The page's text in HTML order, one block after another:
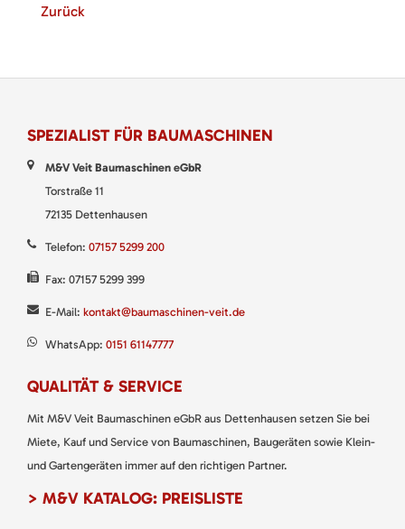
Zurück
SPEZIALIST FÜR BAUMASCHINEN
M&V Veit Baumaschinen eGbR
Torstraße 11
72135 Dettenhausen
Telefon: 07157 5299 200
Fax: 07157 5299 399
E-Mail: kontakt@baumaschinen-veit.de
WhatsApp: 0151 61147777
QUALITÄT & SERVICE
Mit M&V Veit Baumaschinen eGbR aus Dettenhausen setzen Sie bei
Miete, Kauf und Service von Baumaschinen, Baugeräten sowie Klein-
und Gartengeräten immer auf den richtigen Partner.
> M&V KATALOG: PREISLISTE